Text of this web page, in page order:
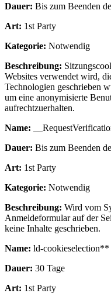
Dauer: Bis zum Beenden
Art: 1st Party
Kategorie: Notwendig
Beschreibung:
Websites verwendet wird,
Technologien geschrieben
um eine anonymisierte
aufrechtzuerhalten.
Name:
Dauer: Bis zum Beenden
Art: 1st Party
Kategorie: Notwendig
Beschreibung: Wird vom
Anmeldeformular auf der
keine Inhalte geschrieben.
Name: ld-cookieselection**
Dauer: 30 Tage
Art: 1st Party